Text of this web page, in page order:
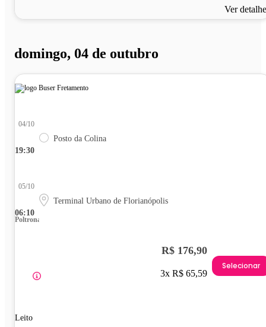
Ver
domingo, 04 de outubro
19:30
04/10
Posto da Colina
06:10
05/10
Terminal Urbano de Florianópolis
Poltrona
Leito
R$ 176,90
3x R$ 65,59
Selecionar